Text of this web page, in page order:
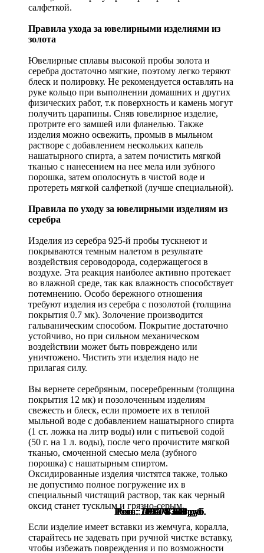
Розн.:5770 4 328руб.
Розн.:6370 4 778руб.
Розн.:6370 4 778руб.
Розн.:6370 4 778руб.
Розн.:6370 4 778руб.
Розн.:6370 4 778руб.
Розн.:9010 6 758руб.
Розн.:10970 8 228руб.
Розн.:10970 8 228руб.
Розн.:9850 7 388руб.
Розн.:11120 8 340руб.
Розн.:10350 7 763руб.
Розн.:11940 8 955руб.
салфеткой.
Правила ухода за ювелирными изделиями из
золота
Ювелирные сплавы высокой пробы золота и
серебра достаточно мягкие, поэтому легко теряют
блеск и полировку. Не рекомендуется оставлять на
руке кольцо при выполнении домашних и других
физических работ, т.к поверхность и камень могут
получить царапины. Сняв ювелирное изделие,
протрите его замшей или фланелью. Также
изделия можно освежить, промыв в мыльном
растворе с добавлением нескольких капель
нашатырного спирта, а затем почистить мягкой
тканью с нанесением на нее мела или зубного
порошка, затем ополоснуть в чистой воде и
протереть мягкой салфеткой (лучше специальной).
Правила по уходу за ювелирными изделиям из
серебра
Изделия из серебра 925-й пробы тускнеют и
покрываются темным налетом в результате
воздействия сероводорода, содержащегося в
воздухе. Эта реакция наиболее активно протекает
во влажной среде, так как влажность способствует
потемнению. Особо бережного отношения
требуют изделия из серебра с позолотой (толщина
покрытия 0.7 мк). Золочение производится
гальваническим способом. Покрытие достаточно
устойчиво, но при сильном механическом
воздействии может быть повреждено или
уничтожено. Чистить эти изделия надо не
прилагая силу.
Вы вернете серебряным, посеребренным (толщина
покрытия 12 мк) и позолоченным изделиям
свежесть и блеск, если промоете их в теплой
мыльной воде с добавлением нашатырного спирта
(1 ст. ложка на литр воды) или с питьевой содой
(50 г. на 1 л. воды), после чего прочистите мягкой
тканью, смоченной смесью мела (зубного
порошка) с нашатырным спиртом.
Оксидированные изделия чистятся также, только
не допустимо полное погружение их в
специальный чистящий раствор, так как черный
оксид станет тусклым и грязно-серым.
Если изделие имеет вставки из жемчуга, коралла,
старайтесь не задевать при ручной чистке вставку,
чтобы избежать повреждения и по возможности